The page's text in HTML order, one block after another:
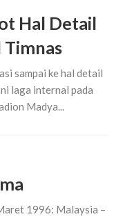
Hal Detail
Timnas
sampai ke hal detail
laga internal pada
Madya...
1996: Malaysia –